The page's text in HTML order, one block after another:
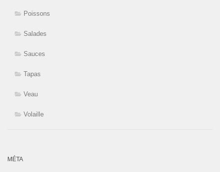
Poissons
Salades
Sauces
Tapas
Veau
Volaille
MÉTA